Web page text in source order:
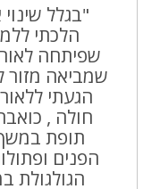
"בגלל
הלכתי
שפיתחה
שמביאה מזור
חולה ,
תופת
הפנים
הגולגולת